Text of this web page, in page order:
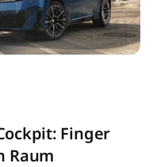
Finger
Raum